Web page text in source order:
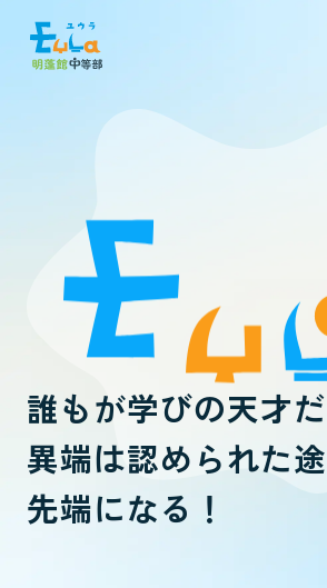
誰もが学びの天才だ
異端は認められた途
先端になる！